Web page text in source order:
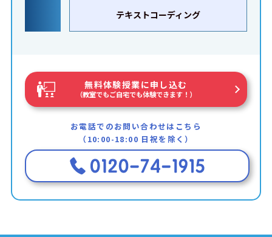
テキストコーディング
無料体験授業に申し込む
（教室でもご自宅でも体験できます！）
お電話でのお問い合わせはこちら
（10:00-18:00 日祝を除く）